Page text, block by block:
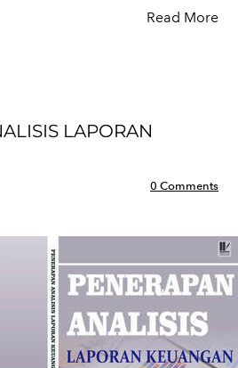
Read More
LAPORAN
0 Comments